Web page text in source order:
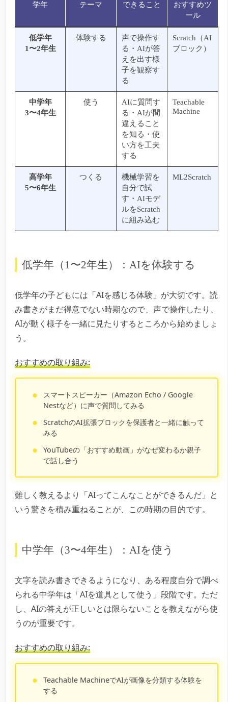
学年 テーマ できること
おすすめツ
ール
低学年
1〜2年生
体験する
声で操作す
る・AIが答
えを出す様
子を観察す
る
Scratch（AI
ブロック）
中学年
3〜4年生
使う
AIに質問す
る・AIが間
違えること
を知る・使
い方を工夫
する
Teachable
Machine
高学年
5〜6年生
つくる
機械学習を
自分で試
す・AIモデ
ルをScratch
に組み込む
ML2Scratch
低学年（1〜2年生）：AIを体験する
低学年の子どもには「AIを感じる体験」が大切です。読
み書きがまだ得意でない時期なので、声で操作したり、
AIが動く様子を一緒に見たりするところから始めましょ
う。
おすすめの取り組み:
スマートスピーカー（Amazon Echo / Google
Nestなど）に声で質問してみる
ScratchのAI拡張ブロックを保護者と一緒に触って
みる
YouTubeの「おすすめ動画」がなぜ変わるか親子
で話し合う
難しく教えるより「AIってこんなことができるんだ」と
いう驚きを積み重ねることが、この時期の目的です。
中学年（3〜4年生）：AIを使う
文字を読み書きできるようになり、ある程度自分で調べ
られる中学年は「AIを道具として使う」段階です。ただ
し、AIの答えが正しいとは限らないことを教えながら使
うのが重要です。
おすすめの取り組み:
Teachable MachineでAIが画像を分類する体験を
する